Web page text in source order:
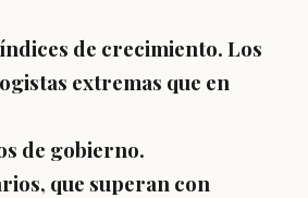
de crecimiento. Los
extremas que en
de gobierno.
que superan con